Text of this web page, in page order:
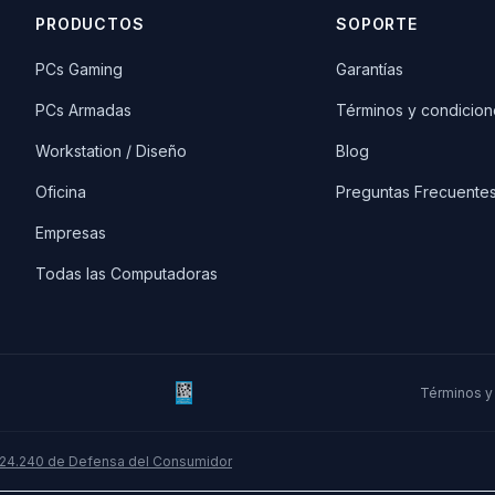
PRODUCTOS
PCs Gaming
PCs Armadas
Workstation / Diseño
Oficina
Empresas
Todas las Computadoras
SOPORTE
Garantías
Términos y
Blog
Preguntas
Términos
de Defensa del Consumidor